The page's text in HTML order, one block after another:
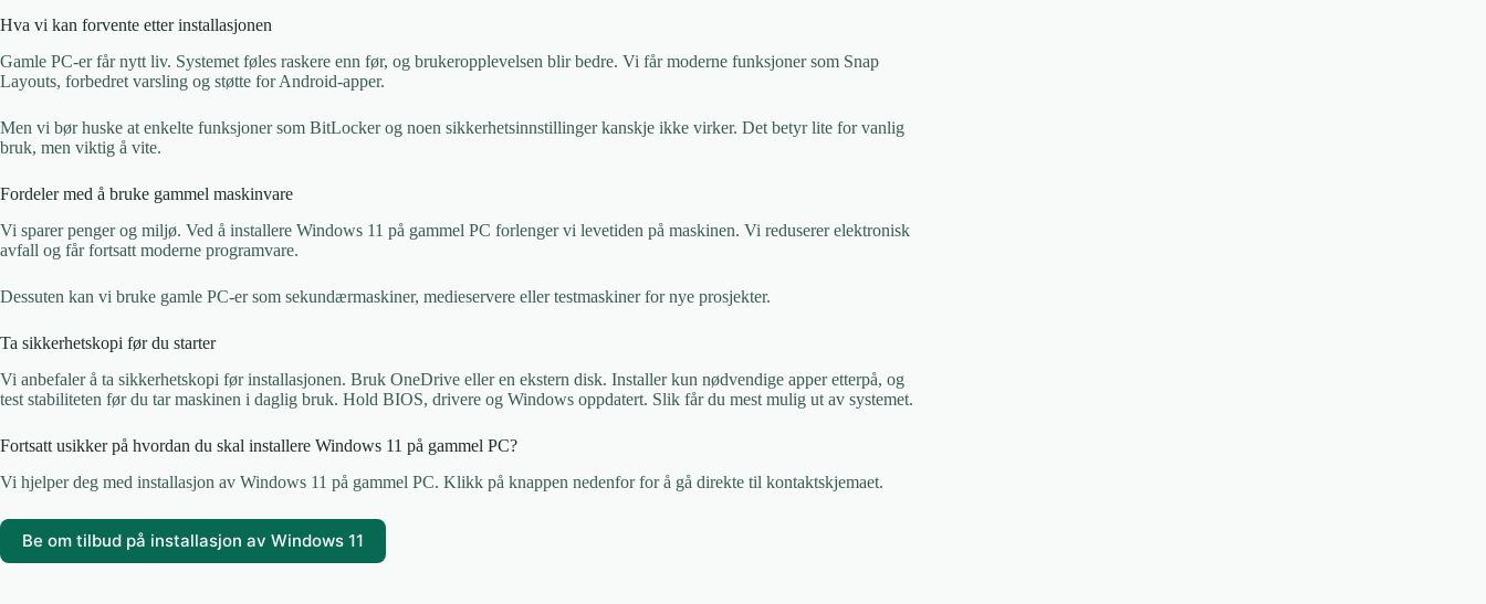
Hva vi kan forvente etter installasjonen
Gamle PC-er får nytt liv. Systemet føles raskere enn før, og brukeropplevelsen blir bedre. Vi får moderne funksjoner som Snap
Layouts, forbedret varsling og støtte for Android-apper.
Men vi bør huske at enkelte funksjoner som BitLocker og noen sikkerhetsinnstillinger kanskje ikke virker. Det betyr lite for vanlig
bruk, men viktig å vite.
Fordeler med å bruke gammel maskinvare
Vi sparer penger og miljø. Ved å installere Windows 11 på gammel PC forlenger vi levetiden på maskinen. Vi reduserer elektronisk
avfall og får fortsatt moderne programvare.
Dessuten kan vi bruke gamle PC-er som sekundærmaskiner, medieservere eller testmaskiner for nye prosjekter.
Ta sikkerhetskopi før du starter
Vi anbefaler å ta sikkerhetskopi før installasjonen. Bruk OneDrive eller en ekstern disk. Installer kun nødvendige apper etterpå, og
test stabiliteten før du tar maskinen i daglig bruk. Hold BIOS, drivere og Windows oppdatert. Slik får du mest mulig ut av systemet.
Fortsatt usikker på hvordan du skal installere Windows 11 på gammel PC?
Vi hjelper deg med installasjon av Windows 11 på gammel PC. Klikk på knappen nedenfor for å gå direkte til kontaktskjemaet.
Be om tilbud på installasjon av Windows 11